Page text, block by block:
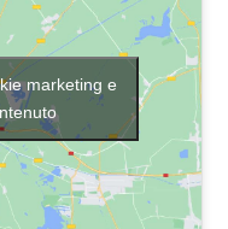
marketing e